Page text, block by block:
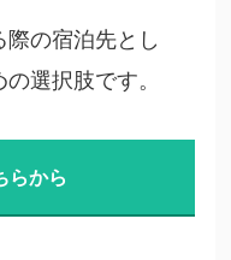
の宿泊先とし
選択肢です。
らから